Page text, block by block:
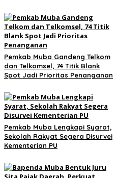
Pemkab Muba Gandeng Telkom
dan Telkomsel, 74 Titik Blank
Spot Jadi Prioritas Penanganan
Pemkab Muba Lengkapi Syarat,
Sekolah Rakyat Segera Disurvei
Kementerian PU